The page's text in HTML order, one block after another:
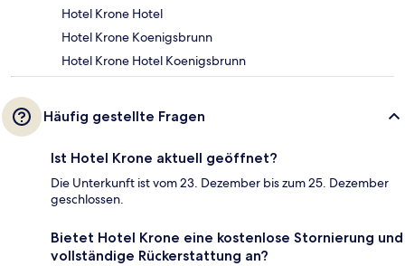
Hotel Krone Hotel
Hotel Krone Koenigsbrunn
Hotel Krone Hotel Koenigsbrunn
Häufig gestellte Fragen
Ist Hotel Krone aktuell geöffnet?
Die Unterkunft ist vom 23. Dezember bis zum 25. Dezember
geschlossen.
Bietet Hotel Krone eine kostenlose Stornierung und
vollständige Rückerstattung an?